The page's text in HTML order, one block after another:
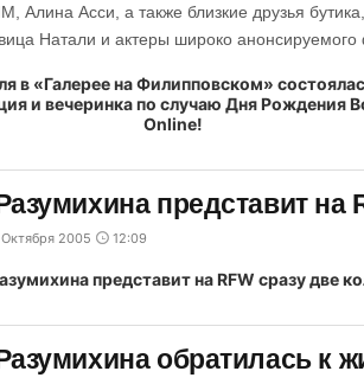
Алина Асси, а также близкие друзья
Натали и актеры широко анонсируемого
представит на
Октября 2005 12:09
обратилась к